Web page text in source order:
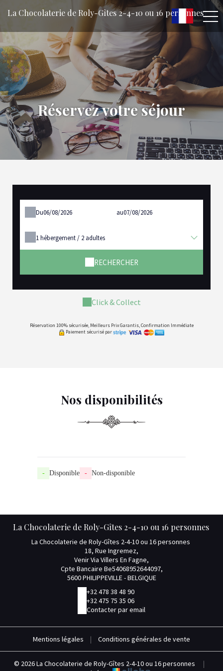
La Chocolaterie de Roly-Gîtes 2-4-10 ou 16 personnes
Réservez votre séjour
Du au
1hébergement / 2 adultes
RECHERCHER
Click & Collect
Réservation 100% sécurisée, Meilleurs Prix Garantis, Confirmation Immédiate
Paiement sécurisé par
Nos disponibilités
- Disponible - Non-disponible
La Chocolaterie de Roly-Gîtes 2-4-10 ou 16 personnes
La Chocolaterie de Roly-Gîtes 2-4-10 ou 16 personnes
18, Rue Ingremez,
Venir Via Villers En Fagne,
Cpte Bancaire Be54068952644097,
5600 PHILIPPEVILLE - BELGIQUE
+32 478 38 48 90
+32 475 75 35 06
Contacter par email
Mentions légales | Conditions générales de vente
© 2026 La Chocolaterie de Roly-Gîtes 2-4-10 ou 16 personnes
|